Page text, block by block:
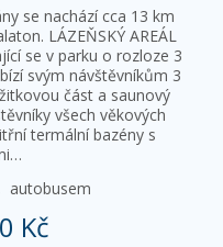
se nachází cca 13 km
LÁZEŇSKÝ AREÁL
se v parku o rozloze 3
svým návštěvníkům 3
část a saunový
všech věkových
termální bazény s
autobusem
Kč